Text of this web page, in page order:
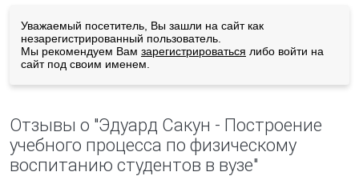
Уважаемый посетитель, Вы зашли на сайт как
незарегистрированный пользователь.
Мы рекомендуем Вам зарегистрироваться либо войти на
сайт под своим именем.
Отзывы о "Эдуард Сакун - Построение
учебного процесса по физическому
воспитанию студентов в вузе"